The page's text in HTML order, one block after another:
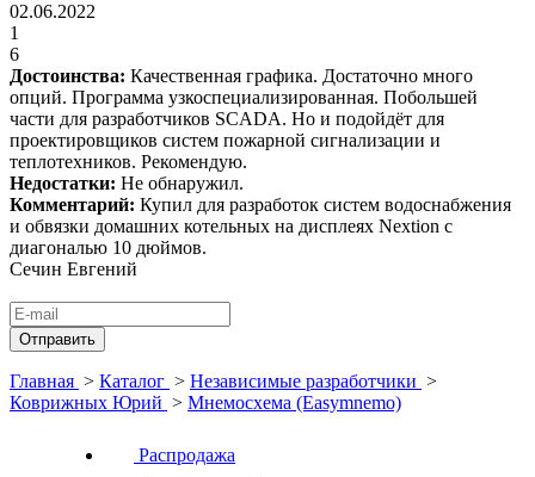
02.06.2022
1
6
Достоинства: Качественная графика. Достаточно много
опций. Программа узкоспециализированная. Побольшей
части для разработчиков SCADA. Но и подойдёт для
проектировщиков систем пожарной сигнализации и
теплотехников. Рекомендую.
Недостатки: Не обнаружил.
Комментарий: Купил для разработок систем водоснабжения
и обвязки домашних котельных на дисплеях Nextion с
диагональю 10 дюймов.
Сечин Евгений
Главная > Каталог > Независимые разработчики >
Коврижных Юрий > Мнемосхема (Easymnemo)
Распродажа